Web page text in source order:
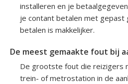
installeren en je
je contant betalen met gepast
betalen is makkelijker.
De meest gemaakte fout bij
De grootste fout die reizigers
trein- of metrostation in de